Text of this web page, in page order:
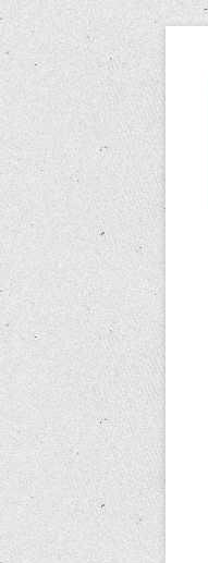
Springe
zum
Inhalt